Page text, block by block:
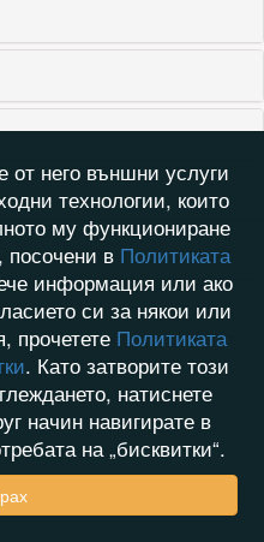
от него външни услуги
технологии, които
му функциониране
посочени в Политиката
информация или ако
си за някои или
прочетете Политиката
. Като затворите този
натиснете
начин навигирате в
на „бисквитки“.